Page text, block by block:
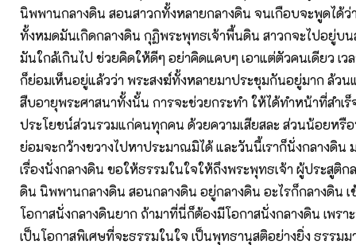
นิพพานกลางดิน สอนสาวกทั้งหลายกลางดิน จนเกือบจะพูดได้ว่
ทั้งหมดมันเกิดกลางดิน กุฏิพระพุทธเจ้าพื้นดิน สาวกจะไปอยู่บ
มันใกล้เกินไป ช่วยคิดให้ดีๆ อย่าคิดแคบๆ เอาแต่ตัวคนเดียว เว
ก็ย่อมเห็นอยู่แล้วว่า พระสงฆ์ทั้งหลายมาประชุมกันอยู่มาก ล้ว
สืบอายุพระศาสนาทั้งนั้น การจะช่วยกระทำ ให้ได้ทำหน้าที่สำเ
ประโยชน์ส่วนรวมแก่คนทุกคน ด้วยความเสียสละ ส่วนน้อยห
ย่อมจะกว้างขวางไปหาประมาณมิได้ และวันนี้เราก็นั่งกลางดิน
เรื่องนั่งกลางดิน ขอให้ธรรมในใจให้ถึงพระพุทธเจ้า ผู้ประสูติก
ดิน นิพพานกลางดิน สอนกลางดิน อยู่กลางดิน อะไรก็กลางดิน เ
โอกาสนั่งกลางดินยาก ถ้ามาที่นี่ก็ต้องมีโอกาสนั่งกลางดิน เพรา
เป็นโอกาสพิเศษที่จะธรรมในใจ เป็นพุทธานุสติอย่างยิ่ง ธรรมม